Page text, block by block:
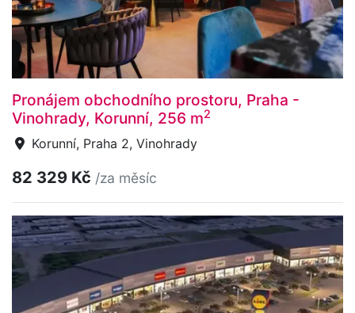
Pronájem obchodního prostoru, Praha -
Vinohrady, Korunní, 256 m2
Korunní, Praha 2, Vinohrady
82 329 Kč /za měsíc